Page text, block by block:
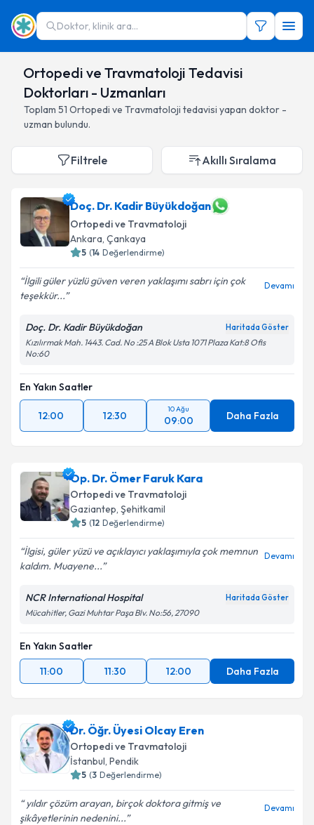
Doktor, klinik ara...
Ortopedi ve Travmatoloji Tedavisi
Doktorları - Uzmanları
Toplam 51 Ortopedi ve Travmatoloji tedavisi yapan doktor -
uzman bulundu.
Filtrele Akıllı Sıralama
Doç. Dr. Kadir Büyükdoğan
Ortopedi ve Travmatoloji
Ankara, Çankaya
5 (14 Değerlendirme)
İlgili güler yüzlü güven veren yaklaşımı sabrı için çok
teşekkür...
Devamı
Doç. Dr. Kadir Büyükdoğan Haritada Göster
Kızılırmak Mah. 1443. Cad. No :25 A Blok Usta 1071 Plaza Kat:8 Ofis
No:60
En Yakın Saatler
12:00 12:30
10 Ağu
09:00 Daha Fazla
Op. Dr. Ömer Faruk Kara
Ortopedi ve Travmatoloji
Gaziantep, Şehitkamil
5 (12 Değerlendirme)
İlgisi, güler yüzü ve açıklayıcı yaklaşımıyla çok memnun
kaldım. Muayene...
Devamı
NCR International Hospital Haritada Göster
Mücahitler, Gazi Muhtar Paşa Blv. No:56, 27090
En Yakın Saatler
11:00
11:30 12:00 Daha Fazla
Dr. Öğr. Üyesi Olcay Eren
Ortopedi ve Travmatoloji
İstanbul, Pendik
5 (3 Değerlendirme)
yıldır çözüm arayan, birçok doktora gitmiş ve
şikâyetlerinin nedenini...
Devamı